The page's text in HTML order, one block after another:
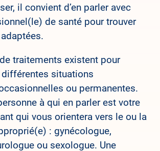
il convient d’en parler avec
de santé pour trouver
traitements existent pour
différentes situations
ou permanentes.
à qui en parler est votre
qui vous orientera vers le ou la
: gynécologue,
ou sexologue. Une